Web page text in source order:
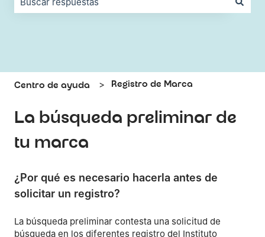
Centro de ayuda Registro de Marca
La búsqueda preliminar de
tu marca
¿Por qué es necesario hacerla antes de
solicitar un registro?
La búsqueda preliminar contesta una solicitud de
búsqueda en los diferentes registro del Instituto